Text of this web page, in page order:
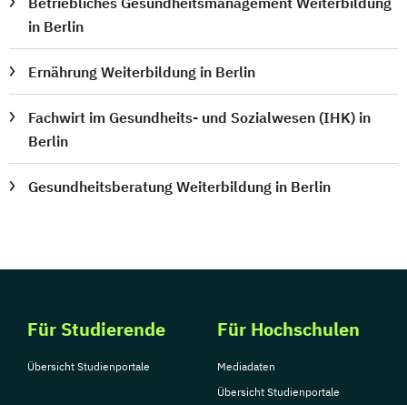
in Berlin
Ernährung Weiterbildung in Berlin
Fachwirt im Gesundheits- und Sozialwesen (IHK) in
Berlin
Gesundheitsberatung Weiterbildung in Berlin
Für Studierende
Übersicht Studienportale
Für Hochschulen
Mediadaten
Übersicht Studienportale